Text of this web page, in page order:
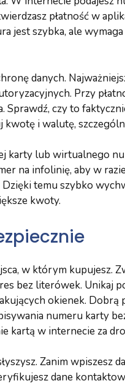
płatność w
jest szybka, ale
danych.
Przy
Sprawdź, czy to
kwotę i walutę,
karty lub wirtualnego
na infolinię, aby w
temu szybko
kwoty.
w którym kupujesz.
bez literówek. Unikaj
okienek. Dobrą
numeru karty
kartą w internecie za
Zanim wpiszesz
dane